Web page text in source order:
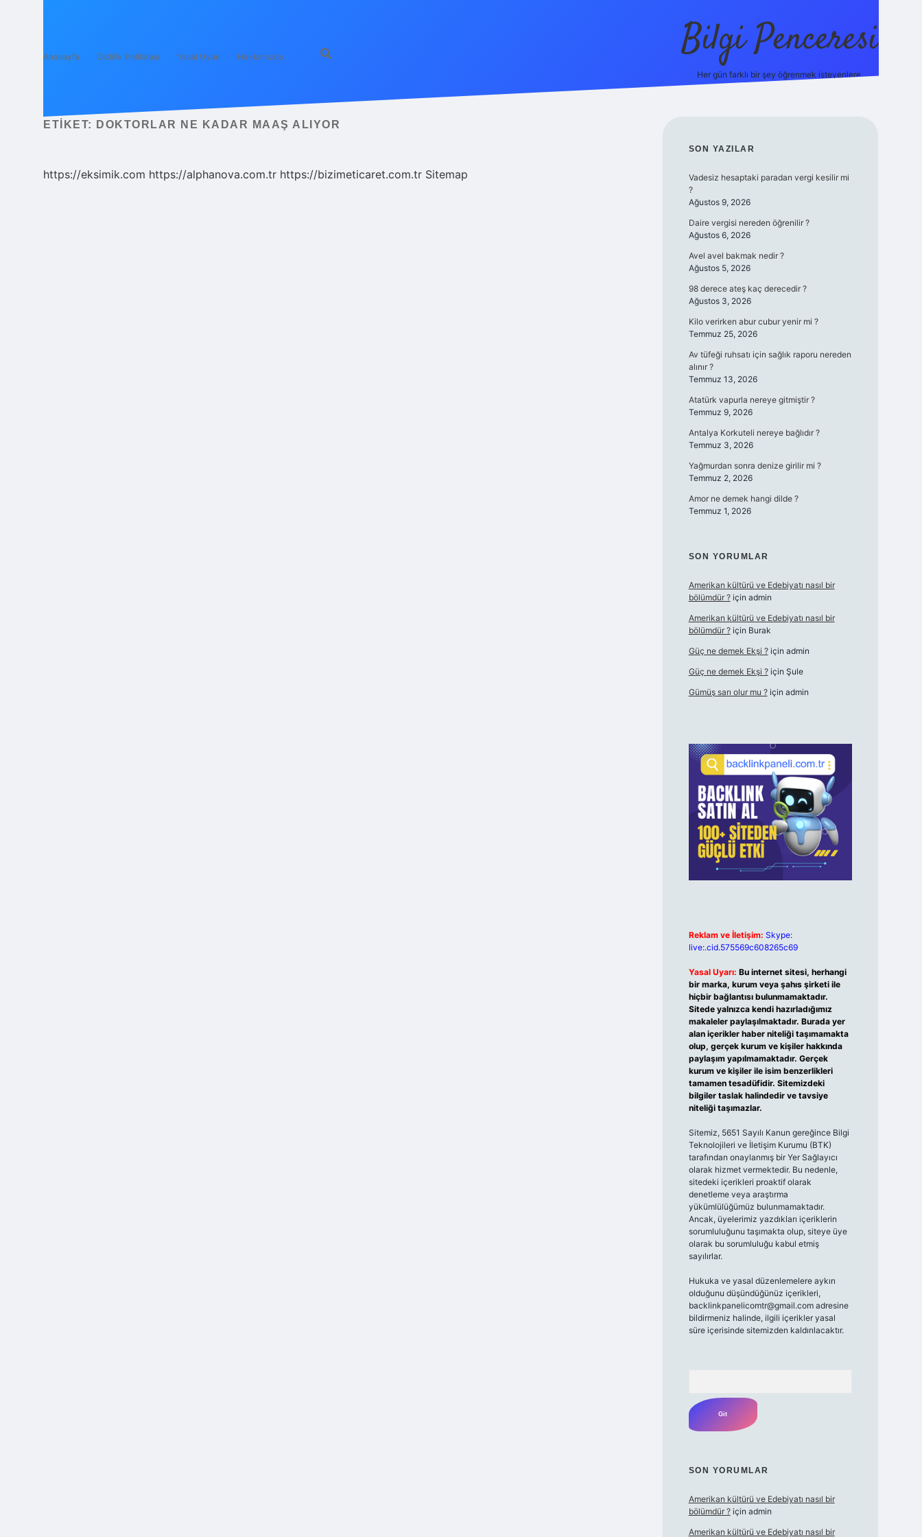
Anasayfa Gizlilik Politikası Yasal Uyarı Hakkımızda Bilgi Penceresi
Her gün farklı bir şey öğrenmek isteyenlere.
ETIKET: DOKTORLAR NE KADAR MAAŞ ALIYOR
https://eksimik.com https://alphanova.com.tr https://bizimeticaret.com.tr Sitemap
SIDEBAR
SON YAZILAR
Vadesiz hesaptaki paradan vergi kesilir mi
?
Ağustos 9, 2026
Daire vergisi nereden öğrenilir ?
Ağustos 6, 2026
Avel avel bakmak nedir ?
Ağustos 5, 2026
98 derece ateş kaç derecedir ?
Ağustos 3, 2026
Kilo verirken abur cubur yenir mi ?
Temmuz 25, 2026
Av tüfeği ruhsatı için sağlık raporu nereden
alınır ?
Temmuz 13, 2026
Atatürk vapurla nereye gitmiştir ?
Temmuz 9, 2026
Antalya Korkuteli nereye bağlıdır ?
Temmuz 3, 2026
Yağmurdan sonra denize girilir mi ?
Temmuz 2, 2026
Amor ne demek hangi dilde ?
Temmuz 1, 2026
SON YORUMLAR
Amerikan kültürü ve Edebiyatı nasıl bir
bölümdür ?için admin
Amerikan kültürü ve Edebiyatı nasıl bir
bölümdür ?için Burak
Güç ne demek Ekşi ?için admin
Güç ne demek Ekşi ?için Şule
Gümüş sarı olur mu ?için admin
Reklam ve İletişim: Skype:
live:.cid.575569c608265c69
Yasal Uyarı: Bu internet sitesi, herhangi
bir marka, kurum veya şahıs şirketi ile
hiçbir bağlantısı bulunmamaktadır.
Sitede yalnızca kendi hazırladığımız
makaleler paylaşılmaktadır. Burada yer
alan içerikler haber niteliği taşımamakta
olup, gerçek kurum ve kişiler hakkında
paylaşım yapılmamaktadır. Gerçek
kurum ve kişiler ile isim benzerlikleri
tamamen tesadüfidir. Sitemizdeki
bilgiler taslak halindedir ve tavsiye
niteliği taşımazlar.
Sitemiz, 5651 Sayılı Kanun gereğince Bilgi
Teknolojileri ve İletişim Kurumu (BTK)
tarafından onaylanmış bir Yer Sağlayıcı
olarak hizmet vermektedir. Bu nedenle,
sitedeki içerikleri proaktif olarak
denetleme veya araştırma
yükümlülüğümüz bulunmamaktadır.
Ancak, üyelerimiz yazdıkları içeriklerin
sorumluluğunu taşımakta olup, siteye üye
olarak bu sorumluluğu kabul etmiş
sayılırlar.
Hukuka ve yasal düzenlemelere aykırı
olduğunu düşündüğünüz içerikleri,
backlinkpanelicomtr@gmail.comadresine
bildirmeniz halinde, ilgili içerikler yasal
süre içerisinde sitemizden kaldırılacaktır.
SON YORUMLAR
Amerikan kültürü ve Edebiyatı nasıl bir
bölümdür ?için admin
Amerikan kültürü ve Edebiyatı nasıl bir